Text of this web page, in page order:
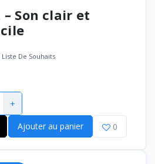
– Son clair et
De Souhaits
+
Ajouter au panier 0